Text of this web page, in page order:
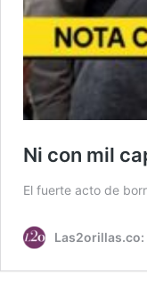
Ni con mil
El fuerte acto de